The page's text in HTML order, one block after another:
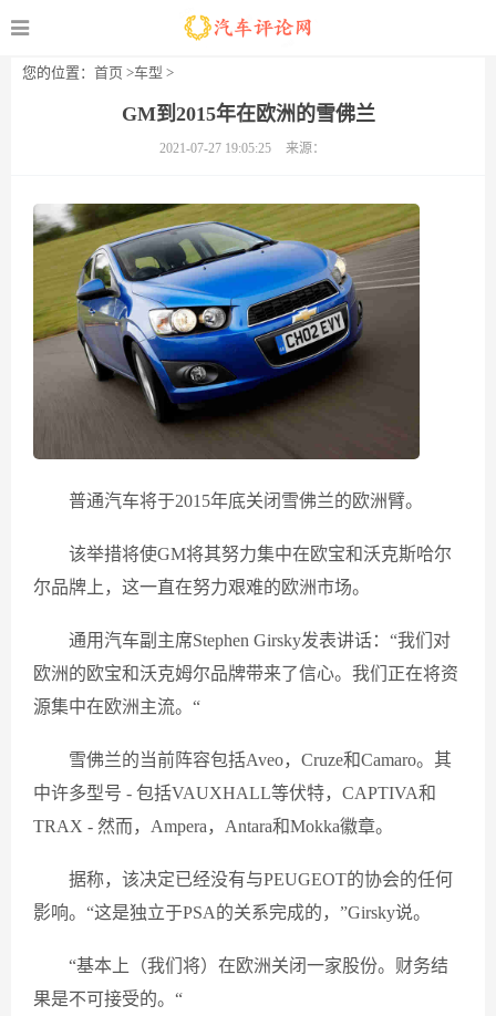
您的位置： 首页 >车型 >
GM到2015年在欧洲的雪佛兰
2021-07-27 19:05:25 来源：
普通汽车将于2015年底关闭雪佛兰的欧洲臂。
该举措将使GM将其努力集中在欧宝和沃克斯哈尔
尔品牌上，这一直在努力艰难的欧洲市场。
通用汽车副主席Stephen Girsky发表讲话：“我们对
欧洲的欧宝和沃克姆尔品牌带来了信心。我们正在将资
源集中在欧洲主流。“
雪佛兰的当前阵容包括Aveo，Cruze和Camaro。其
中许多型号 - 包括VAUXHALL等伏特，CAPTIVA和
TRAX - 然而，Ampera，Antara和Mokka徽章。
据称，该决定已经没有与PEUGEOT的协会的任何
影响。“这是独立于PSA的关系完成的，”Girsky说。
“基本上（我们将）在欧洲关闭一家股份。财务结
果是不可接受的。“